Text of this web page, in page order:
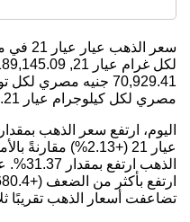
سعر الذهب عيار عيار 21 في مصر هو
لكل غرام عيار 21,
70,929.41 جنيه مصري لكل تولة
مصري لكل كيلوجرام عيار 21.
عيار 21 (+2.13%)
تضاعفت أسعار الذهب تقريبًا